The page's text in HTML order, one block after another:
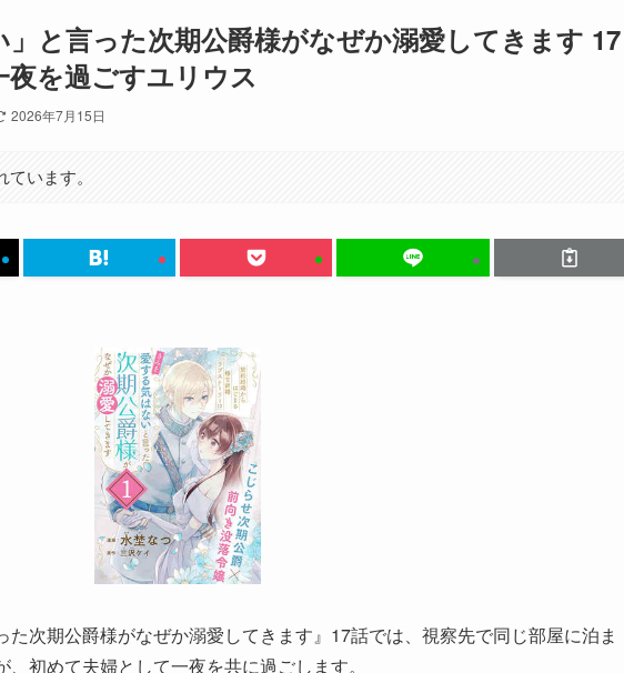
」と言った次期公爵様がなぜか溺愛してきます 17
を過ごすユリウス
2026年7月15日
います。
た次期公爵様がなぜか溺愛してきます』17話では、視察先で同じ部屋に泊ま
初めて夫婦として一夜を共に過ごします。